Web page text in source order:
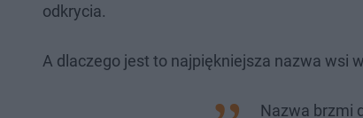
odkrycia.
A dlaczego jest to najpiękniejsza nazwa wsi
Nazwa brzmi